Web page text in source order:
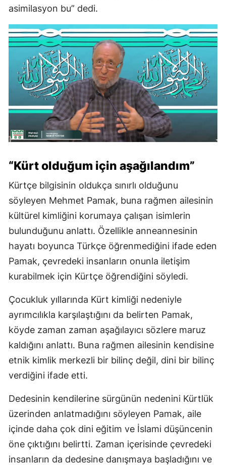
asimilasyon bu” dedi.
“Kürt olduğum için aşağılandım”
Kürtçe bilgisinin oldukça sınırlı olduğunu
söyleyen Mehmet Pamak, buna rağmen ailesinin
kültürel kimliğini korumaya çalışan isimlerin
bulunduğunu anlattı. Özellikle anneannesinin
hayatı boyunca Türkçe öğrenmediğini ifade eden
Pamak, çevredeki insanların onunla iletişim
kurabilmek için Kürtçe öğrendiğini söyledi.
Çocukluk yıllarında Kürt kimliği nedeniyle
ayrımcılıkla karşılaştığını da belirten Pamak,
köyde zaman zaman aşağılayıcı sözlere maruz
kaldığını anlattı. Buna rağmen ailesinin kendisine
etnik kimlik merkezli bir bilinç değil, dini bir bilinç
verdiğini ifade etti.
Dedesinin kendilerine sürgünün nedenini Kürtlük
üzerinden anlatmadığını söyleyen Pamak, aile
içinde daha çok dini eğitim ve İslami düşüncenin
öne çıktığını belirtti. Zaman içerisinde çevredeki
insanların da dedesine danışmaya başladığını ve